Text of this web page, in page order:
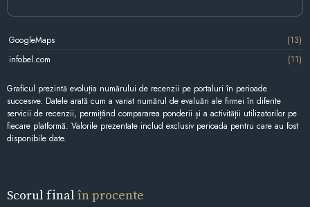
GoogleMaps
(13)
infobel.com
(11)
Graficul prezintă evoluția numărului de recenzii pe portaluri în perioade
succesive. Datele arată cum a variat numărul de evaluări ale firmei în diferite
servicii de recenzii, permițând compararea ponderii și a activității utilizatorilor pe
fiecare platformă. Valorile prezentate includ exclusiv perioada pentru care au fost
disponibile date.
Scorul final în procente